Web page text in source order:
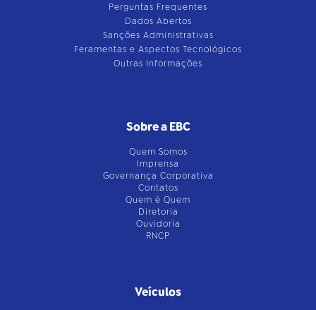
Perguntas Frequentes
Dados Abertos
Sanções Administrativas
Feramentas e Aspectos Tecnológicos
Outras Informações
Sobre a EBC
Quem Somos
Imprensa
Governança Corporativa
Contatos
Quem é Quem
Diretoria
Ouvidoria
RNCP
Veículos